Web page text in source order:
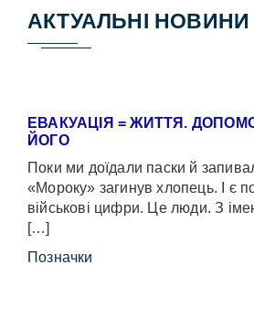
АКТУАЛЬНІ НОВИНИ
ЕВАКУАЦІЯ = ЖИТТЯ.
ЙОГО
Поки ми доїдали паски й
«Мороку» загинув хлопець. І є
військові цифри. Це люди. З
[…]
Позначки